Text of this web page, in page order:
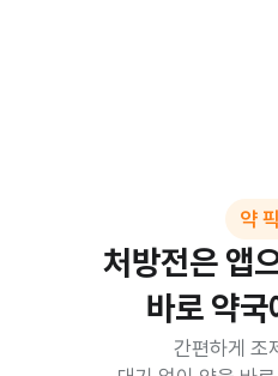
약
처방전은 앱
바로 약국
간편하게 조